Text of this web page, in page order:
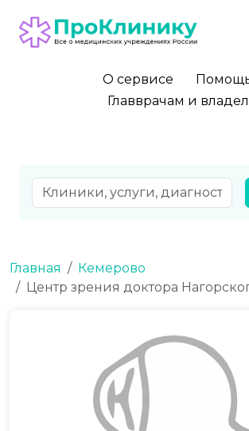
О сервисе
Главврачам и
Главная
Кемерово
Центр зрения доктора